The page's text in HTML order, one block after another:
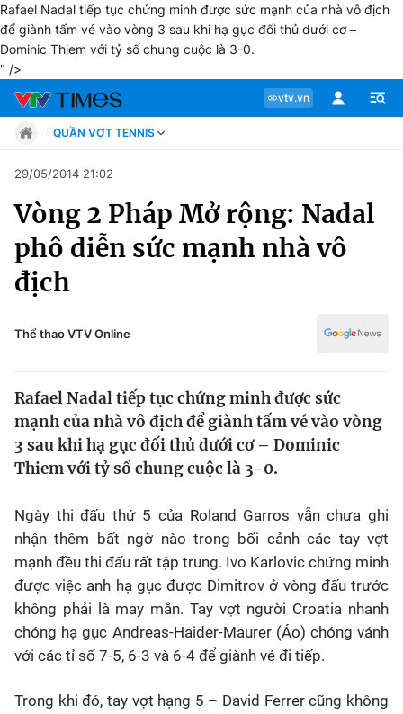
Rafael Nadal tiếp tục chứng minh được sức mạnh của nhà vô địch
để giành tấm vé vào vòng 3 sau khi hạ gục đối thủ dưới cơ –
Dominic Thiem với tỷ số chung cuộc là 3-0.
" />
vtv.vn
Chuyên mục
Tin tức
Chân dung
Sự kiện
Bóng đá
Thể thao Điện tử
Các môn khác
QUẦN VỢT TENNIS
Move
Phong cách
Chân dung
Sự kiện
Bóng đá
29/05/2014 21:02
Vòng 2 Pháp Mở rộng: Nadal
phô diễn sức mạnh nhà vô
địch
Thể thao VTV Online
Rafael Nadal tiếp tục chứng minh được sức
mạnh của nhà vô địch để giành tấm vé vào vòng
3 sau khi hạ gục đối thủ dưới cơ – Dominic
Thiem với tỷ số chung cuộc là 3-0.
Ngày thi đấu thứ 5 của Roland Garros vẫn chưa ghi
nhận thêm bất ngờ nào trong bối cảnh các tay vợt
mạnh đều thi đấu rất tập trung. Ivo Karlovic chứng minh
được việc anh hạ gục được Dimitrov ở vòng đấu trước
không phải là may mắn. Tay vợt người Croatia nhanh
chóng hạ gục Andreas-Haider-Maurer (Áo) chóng vánh
với các tỉ số 7-5, 6-3 và 6-4 để giành vé đi tiếp.
Trong khi đó, tay vợt hạng 5 – David Ferrer cũng không